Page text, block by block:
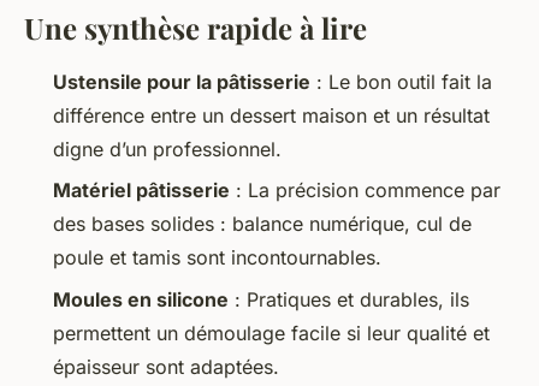
Une synthèse rapide à lire
Ustensile pour la pâtisserie : Le bon outil fait la
différence entre un dessert maison et un résultat
digne d’un professionnel.
Matériel pâtisserie : La précision commence par
des bases solides : balance numérique, cul de
poule et tamis sont incontournables.
Moules en silicone : Pratiques et durables, ils
permettent un démoulage facile si leur qualité et
épaisseur sont adaptées.